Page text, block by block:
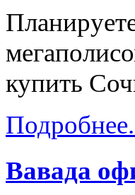
купить
Вавада